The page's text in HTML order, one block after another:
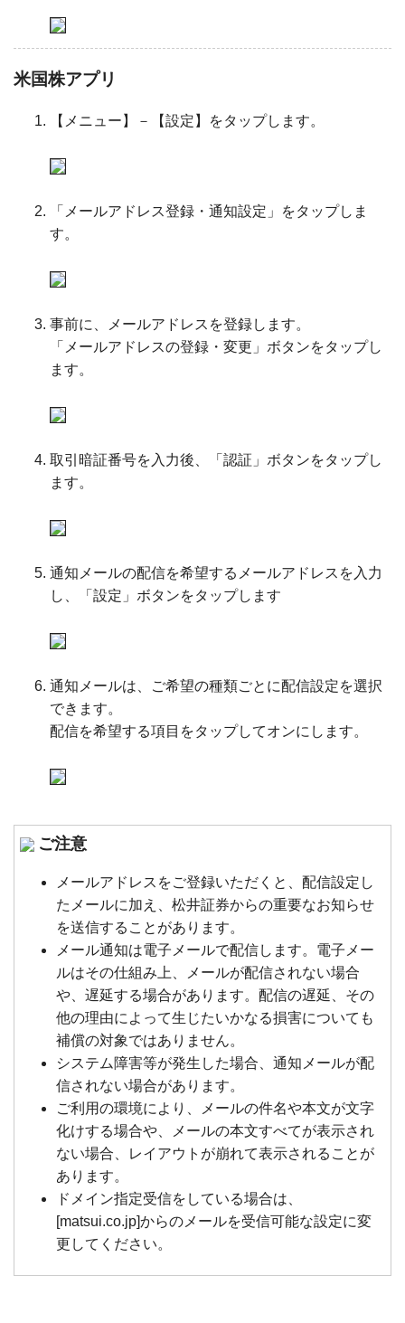
米国株アプリ
【メニュー】－【設定】をタップします。
「メールアドレス登録・通知設定」をタップしま
す。
事前に、メールアドレスを登録します。
「メールアドレスの登録・変更」ボタンをタップし
ます。
取引暗証番号を入力後、「認証」ボタンをタップし
ます。
通知メールの配信を希望するメールアドレスを入力
し、「設定」ボタンをタップします
通知メールは、ご希望の種類ごとに配信設定を選択
できます。
配信を希望する項目をタップしてオンにします。
ご注意
メールアドレスをご登録いただくと、配信設定し
たメールに加え、松井証券からの重要なお知らせ
を送信することがあります。
メール通知は電子メールで配信します。電子メー
ルはその仕組み上、メールが配信されない場合
や、遅延する場合があります。配信の遅延、その
他の理由によって生じたいかなる損害についても
補償の対象ではありません。
システム障害等が発生した場合、通知メールが配
信されない場合があります。
ご利用の環境により、メールの件名や本文が文字
化けする場合や、メールの本文すべてが表示され
ない場合、レイアウトが崩れて表示されることが
あります。
ドメイン指定受信をしている場合は、
[matsui.co.jp]からのメールを受信可能な設定に変
更してください。